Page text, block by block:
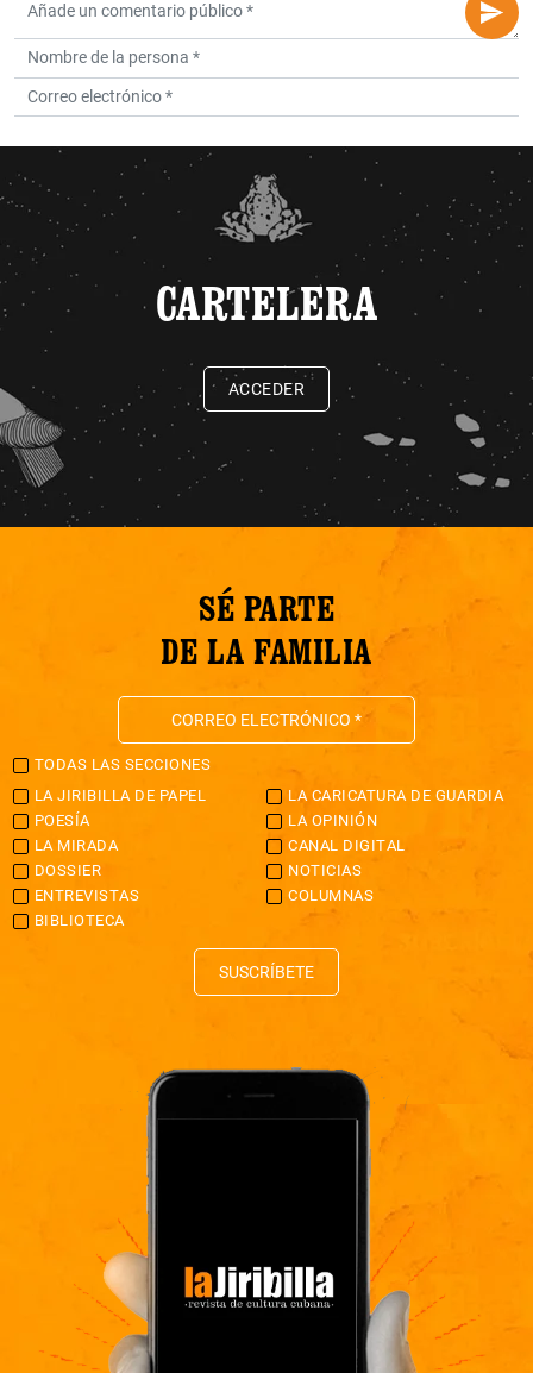
CARTELERA
ACCEDER
SÉ PARTE
DE LA FAMILIA
TODAS LAS SECCIONES
LA JIRIBILLA DE PAPEL
LA CARICATURA DE GUARDIA
POESÍA
LA OPINIÓN
LA MIRADA
CANAL DIGITAL
DOSSIER
NOTICIAS
ENTREVISTAS
COLUMNAS
BIBLIOTECA
SUSCRÍBETE